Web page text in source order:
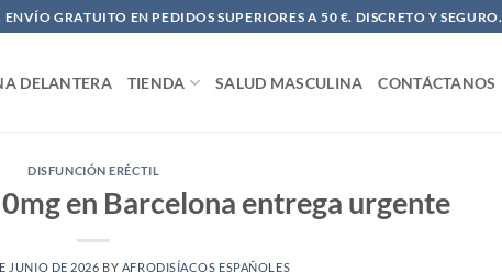
GRATUITO EN PEDIDOS SUPERIORES A 50 €. DISCRETO Y SEGURO.
DELANTERA TIENDA SALUD MASCULINA CONTÁCTANOS
DISFUNCIÓN ERÉCTIL
en Barcelona entrega urgente
JUNIO DE 2026 BY AFRODISÍACOS ESPAÑOLES